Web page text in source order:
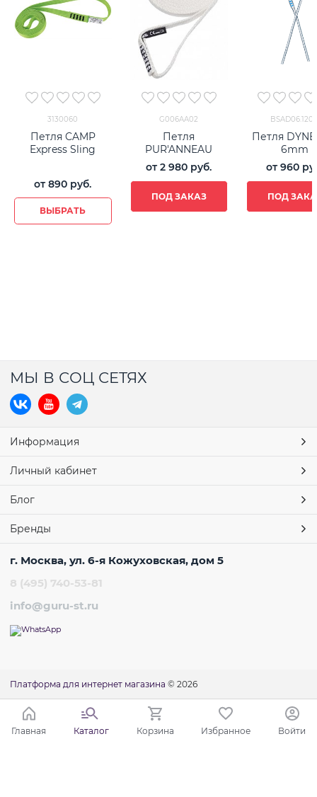
3130060
Петля CAMP
Express Sling
от890 руб.
ВЫБРАТЬ
G006AA02
Петля
PUR'ANNEAU
от2 980 руб.
ПОД ЗАКАЗ
Петля
6mm
от960
ПОД
МЫ В СОЦ СЕТЯХ
Информация
Личный кабинет
Блог
Бренды
г. Москва, ул. 6-я Кожуховская, дом 5
8 (495) 740-53-81
info@guru-st.ru
Платформа для интернет магазина © 2026
Главная Каталог Корзина Избранное Войти